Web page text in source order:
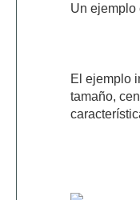
Un ejemplo
El ejemplo
tamaño,